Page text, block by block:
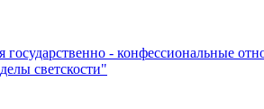
- конфессиональные
светскости"